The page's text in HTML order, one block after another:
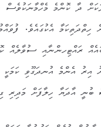
ދާ ކޮންމެ މެހްމާނަކުވެސް
އެކުގައެވެ.
ރައްޓިހންނާއި ސުވާލެއް
އިރު އެންމެ އުނދަގޫވި ކަމަކީ
ބުނީ އާދަޔާ ހިލާފަށް މަދިރި